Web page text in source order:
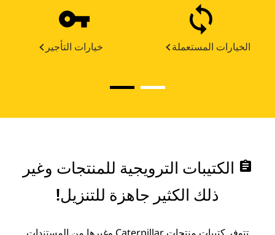
خيارات التأجير الخيارات المستعملة
assignment الكتيبات الترويجية للمنتجات وغير
ذلك الكثير جاهزة للتنزيل!